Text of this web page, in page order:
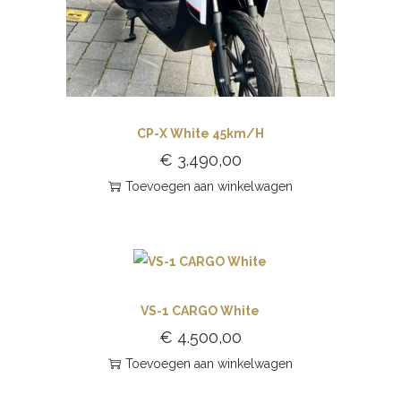
CP-X White 45km/H
€ 3.490,00
Toevoegen aan winkelwagen
VS-1 CARGO White
€ 4.500,00
Toevoegen aan winkelwagen